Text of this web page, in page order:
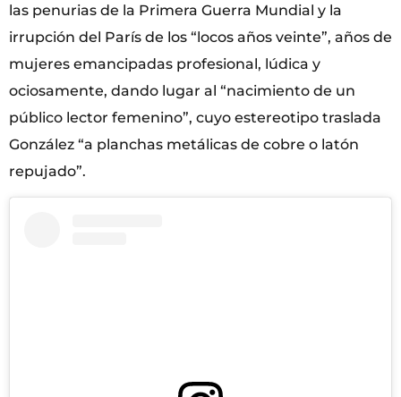
las penurias de la Primera Guerra Mundial y la
irrupción del París de los “locos años veinte”, años de
mujeres emancipadas profesional, lúdica y
ociosamente, dando lugar al “nacimiento de un
público lector femenino”, cuyo estereotipo traslada
González “a planchas metálicas de cobre o latón
repujado”.